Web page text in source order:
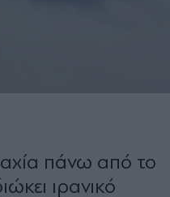
πάνω από το
ιρανικό